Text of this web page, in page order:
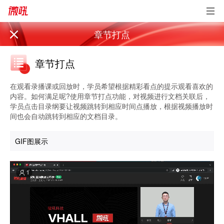
章节打点
章节打点
在观看录播课或回放时，学员希望根据精彩看点的提示观看喜欢的
内容。如何满足呢?使用章节打点功能，对视频进行文档关联后，
学员点击目录纲要让视频跳转到相应时间点播放，根据视频播放时
间也会自动跳转到相应的文档目录。
GIF图展示